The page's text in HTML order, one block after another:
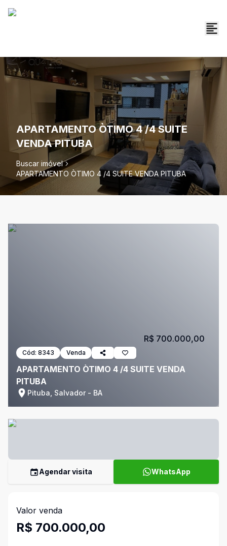
APARTAMENTO ÒTIMO 4 /4 SUITE
VENDA PITUBA
Buscar imóvel
APARTAMENTO ÒTIMO 4 /4 SUITE VENDA PITUBA
Cód: 8343 Venda
APARTAMENTO ÒTIMO 4 /4 SUITE VENDA
PITUBA
Pituba, Salvador - BA
R$ 700.000,00
Agendar visita WhatsApp
Valor venda
R$ 700.000,00